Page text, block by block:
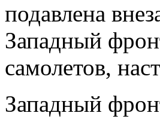
подавлена
Западный
самолетов,
Западный